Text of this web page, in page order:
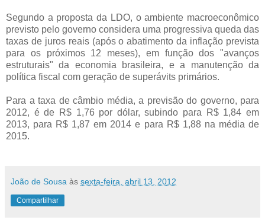
Segundo a proposta da LDO, o ambiente macroeconômico
previsto pelo governo considera uma progressiva queda das
taxas de juros reais (após o abatimento da inflação prevista
para os próximos 12 meses), em função dos "avanços
estruturais" da economia brasileira, e a manutenção da
política fiscal com geração de superávits primários.
Para a taxa de câmbio média, a previsão do governo, para
2012, é de R$ 1,76 por dólar, subindo para R$ 1,84 em
2013, para R$ 1,87 em 2014 e para R$ 1,88 na média de
2015.
João de Sousa às sexta-feira, abril 13, 2012
Compartilhar